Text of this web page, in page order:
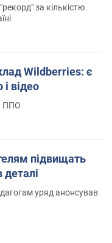
за кількістю
Wildberries: є
відео
ППО
підвищать
уряд анонсував